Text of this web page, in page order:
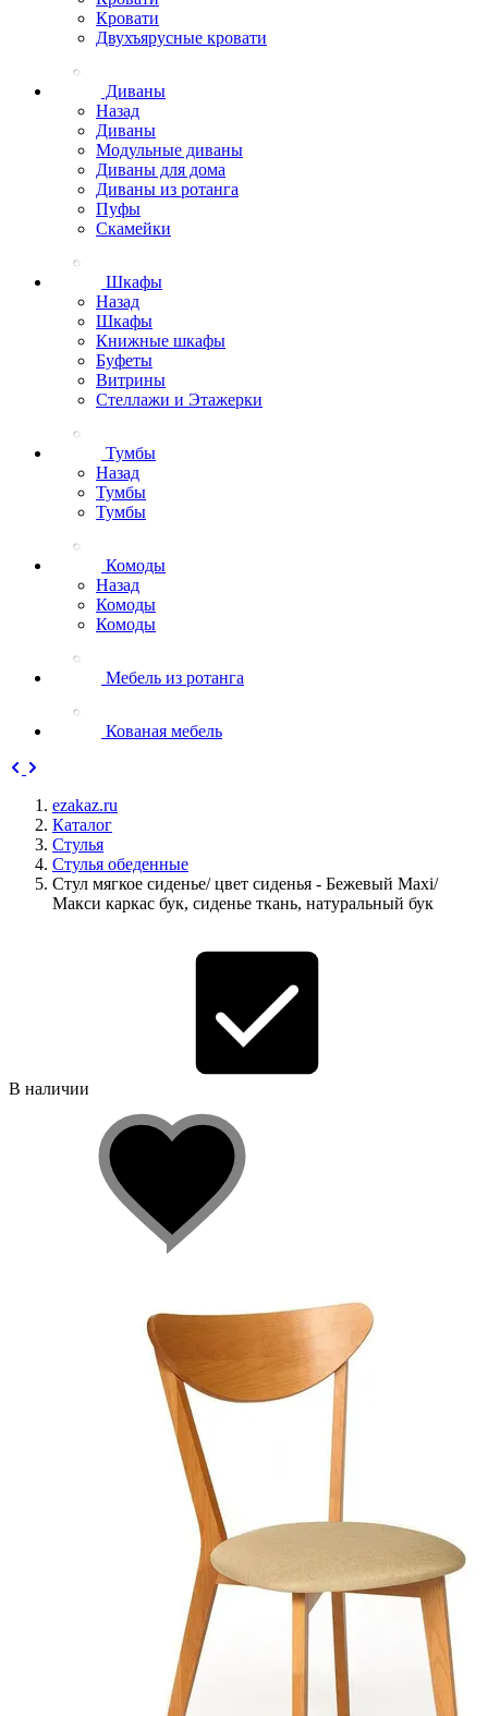
Кровати
Двухъярусные кровати
Диваны
Назад
Диваны
Модульные диваны
Диваны для дома
Диваны из ротанга
Пуфы
Скамейки
Шкафы
Назад
Шкафы
Книжные шкафы
Буфеты
Витрины
Стеллажи и Этажерки
Тумбы
Назад
Тумбы
Тумбы
Комоды
Назад
Комоды
Комоды
Мебель из ротанга
Кованая мебель
ezakaz.ru
Каталог
Стулья
Стулья обеденные
Стул мягкое сиденье/ цвет сиденья - Бежевый Maxi/
Макси каркас бук, сиденье ткань, натуральный бук
В наличии